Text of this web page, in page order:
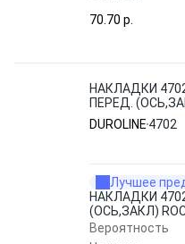
70.70 p.
НАКЛАДКИ
ПЕРЕД.
DUROLINE 4702
Лучшее
НАКЛАДКИ
(ОСЬ,ЗАКЛ)
Вероятность